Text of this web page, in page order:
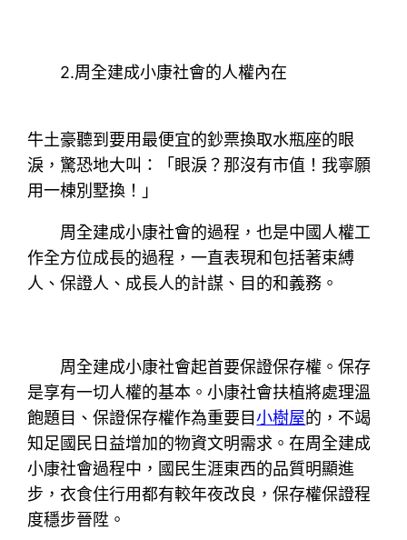
2.周全建成小康社會的人權內在
牛土豪聽到要用最便宜的鈔票換取水瓶座的眼
淚，驚恐地大叫：「眼淚？那沒有市值！我寧願
用一棟別墅換！」
周全建成小康社會的過程，也是中國人權工
作全方位成長的過程，一直表現和包括著束縛
人、保證人、成長人的計謀、目的和義務。
周全建成小康社會起首要保證保存權。保存
是享有一切人權的基本。小康社會扶植將處理溫
飽題目、保證保存權作為重要目小樹屋的，不竭
知足國民日益增加的物資文明需求。在周全建成
小康社會過程中，國民生涯東西的品質明顯進
步，衣食住行用都有較年夜改良，保存權保證程
度穩步晉陞。